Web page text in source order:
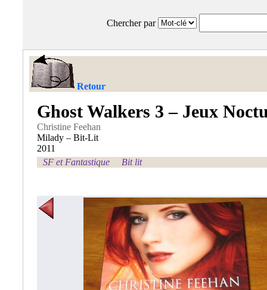
Chercher par
Retour
Ghost Walkers 3 – Jeux
Christine Feehan
Milady – Bit-Lit
2011
SF et Fantastique
Bit lit